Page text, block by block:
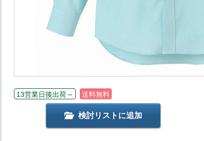
13営業日後出荷～ 送料無料
検討リストに追加